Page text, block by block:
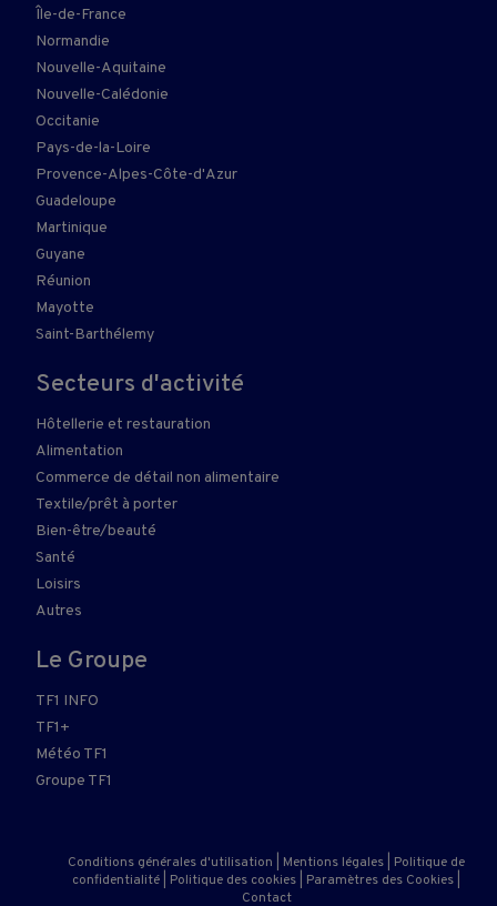
Île-de-France
Normandie
Nouvelle-Aquitaine
Nouvelle-Calédonie
Occitanie
Pays-de-la-Loire
Provence-Alpes-Côte-d'Azur
Guadeloupe
Martinique
Guyane
Réunion
Mayotte
Saint-Barthélemy
Secteurs d'activité
Hôtellerie et restauration
Alimentation
Commerce de détail non alimentaire
Textile/prêt à porter
Bien-être/beauté
Santé
Loisirs
Autres
Le Groupe
TF1 INFO
TF1+
Météo TF1
Groupe TF1
Conditions générales d'utilisation Mentions légales
Politique de
confidentialité
Politique des cookies Paramètres des Cookies
Contact